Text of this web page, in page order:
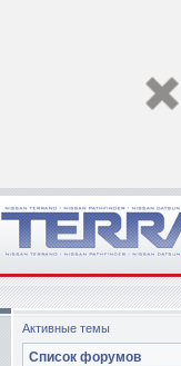
Активные темы
Список форумов